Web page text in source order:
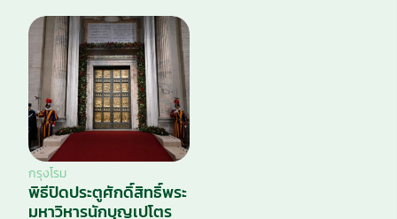
กรุงโรม
พิธีปิดประตูศักดิ์สิทธิ์พระ
มหาวิหารนักบุญเปโตร